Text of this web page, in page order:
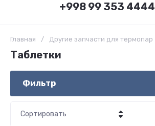
+998 99 353 4444
Главная / Другие запчасти для термопар
Таблетки
Фильтр
Сортировать